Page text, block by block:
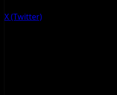
X (Twitter)